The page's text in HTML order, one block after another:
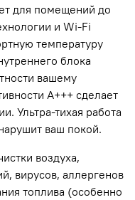
для помещений до
и Wi-Fi
температуру
блока
вашему
А+++ сделает
Ультра-тихая работа
ваш покой.
воздуха,
вирусов, аллергенов
топлива (особенно